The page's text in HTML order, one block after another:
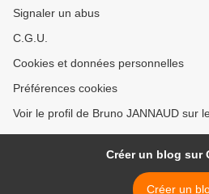
Signaler un abus
C.G.U.
Cookies et données personnelles
Préférences cookies
Voir le profil de Bruno JANNAUD sur
Créer un blog sur
Créer un